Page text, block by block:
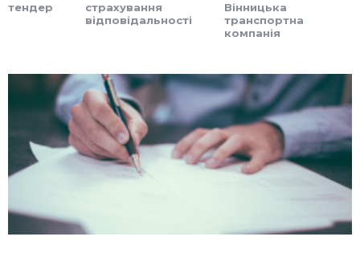
тендер
страхування
відповідальності
Вінницька
транспортна
компанія